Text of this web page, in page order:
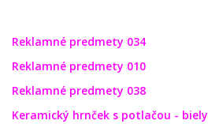
Reklamné predmety 034
Reklamné predmety 010
Reklamné predmety 038
Keramický hrnček s potlačou - biely